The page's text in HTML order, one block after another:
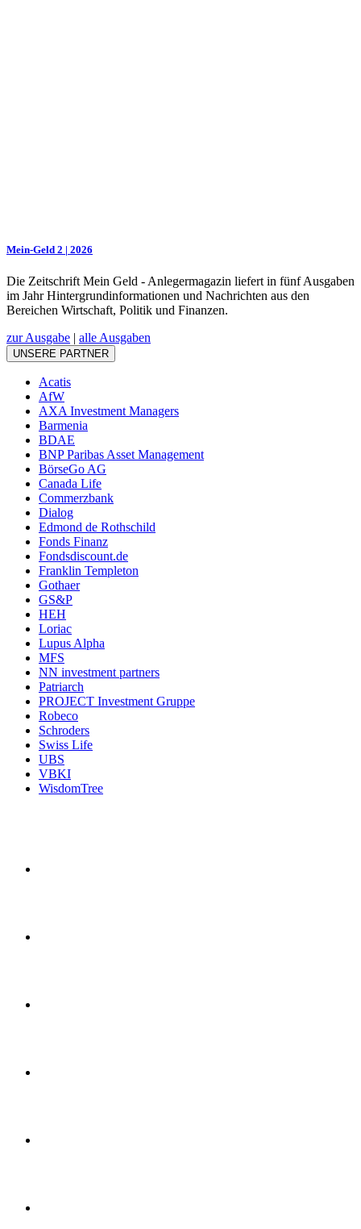
Mein-Geld 2 | 2026
Die Zeitschrift Mein Geld - Anlegermagazin liefert in fünf Ausgaben
im Jahr Hintergrundinformationen und Nachrichten aus den
Bereichen Wirtschaft, Politik und Finanzen.
zur Ausgabe | alle Ausgaben
UNSERE PARTNER
Acatis
AfW
AXA Investment Managers
Barmenia
BDAE
BNP Paribas Asset Management
BörseGo AG
Canada Life
Commerzbank
Dialog
Edmond de Rothschild
Fonds Finanz
Fondsdiscount.de
Franklin Templeton
Gothaer
GS&P
HEH
Loriac
Lupus Alpha
MFS
NN investment partners
Patriarch
PROJECT Investment Gruppe
Robeco
Schroders
Swiss Life
UBS
VBKI
WisdomTree